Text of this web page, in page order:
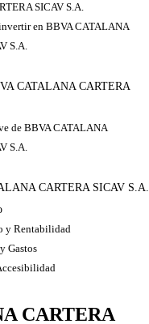
SICAV S.A.
en BBVA CATALANA
S.A.
CATALANA CARTERA
de BBVA CATALANA
S.A.
CARTERA SICAV S.A.
y Rentabilidad
Gastos
CARTERA